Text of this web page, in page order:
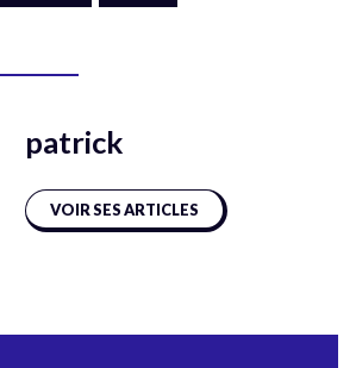
patrick
VOIR SES ARTICLES